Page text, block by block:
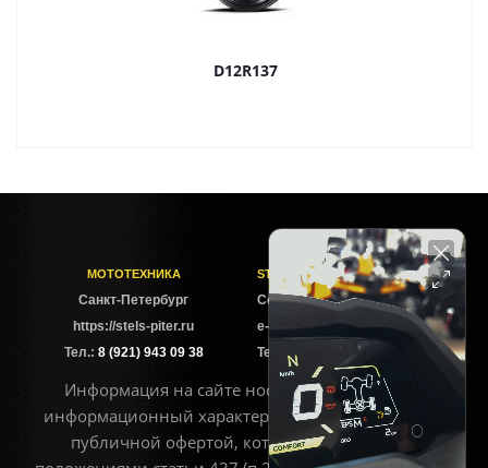
D12R137
МОТОТЕХНИКА
Cанкт-Петербург
https://stels-piter.ru
Тел.: 8 (921) 943 09 38
STELS-PITER СОФИЙСКАЯ
Софийская ул. 6Б
e-mail: sales@stels-piter.ru
Тел.: 8 (921) 943 09 38
Информация на сайте носит исключительно
информационный характер и не может считаться
публичной офертой, которая определяется